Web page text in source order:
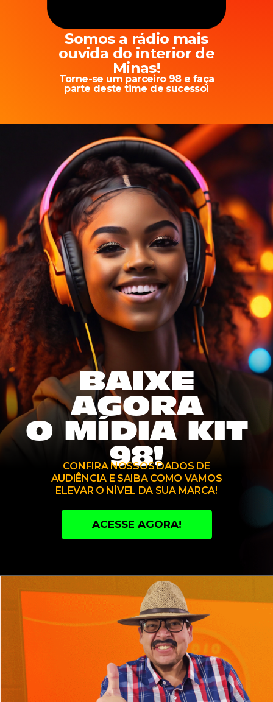
Somos a rádio mais
ouvida do interior de
Minas!
Torne-se um parceiro 98 e faça
parte deste time de sucesso!
BAIXE
AGORA
O MÍDIA KIT
98!
CONFIRA NOSSOS DADOS DE
AUDIÊNCIA E SAIBA COMO VAMOS
ELEVAR O NÍVEL DA SUA MARCA!
ACESSE AGORA!